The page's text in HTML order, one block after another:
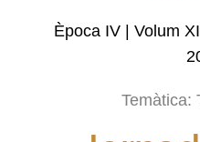
Època IV | Volum
Temàtica: